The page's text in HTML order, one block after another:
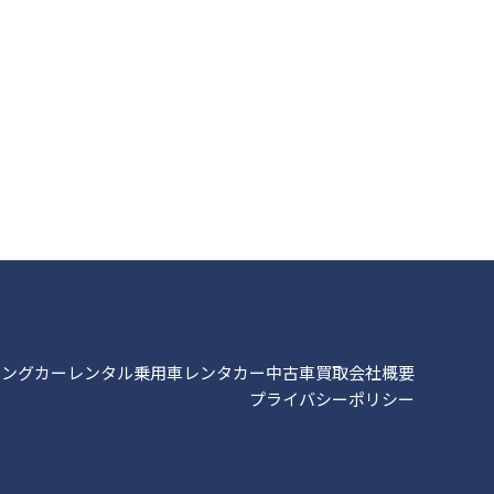
グカーレンタル乗用車レンタカー中古車買取会社概要
プライバシーポリシー